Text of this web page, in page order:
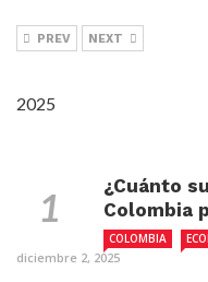
PREV NEXT
2025
¿Cuánto
Colombia
COLOMBIA
diciembre 2, 2025